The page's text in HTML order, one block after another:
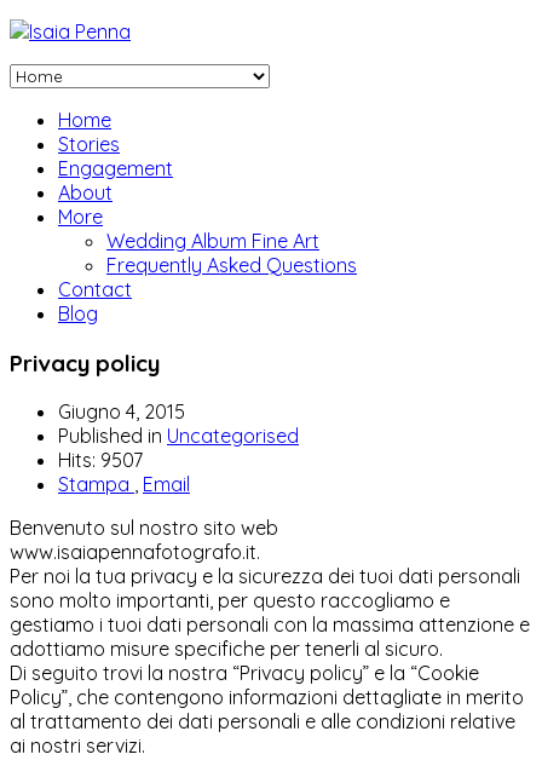
Home
Stories
Engagement
About
More
Wedding Album Fine Art
Frequently Asked Questions
Contact
Blog
Privacy policy
Giugno 4, 2015
Published in Uncategorised
Hits: 9507
Stampa , Email
Benvenuto sul nostro sito web
www.isaiapennafotografo.it.
Per noi la tua privacy e la sicurezza dei tuoi dati personali
sono molto importanti, per questo raccogliamo e
gestiamo i tuoi dati personali con la massima attenzione e
adottiamo misure specifiche per tenerli al sicuro.
Di seguito trovi la nostra “Privacy policy” e la “Cookie
Policy”, che contengono informazioni dettagliate in merito
al trattamento dei dati personali e alle condizioni relative
ai nostri servizi.